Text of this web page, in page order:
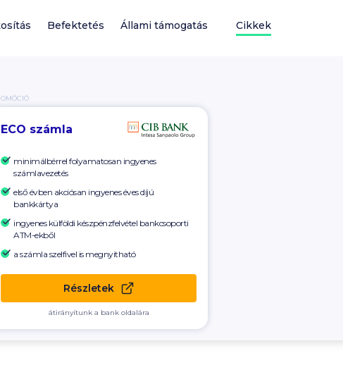
Befektetés Állami támogatás Cikkek
ECO számla
minimálbérrel folyamatosan ingyenes
számlavezetés
első évben akciósan ingyenes éves díjú
bankkártya
ingyenes külföldi készpénzfelvétel bankcsoporti
ATM-ekből
a számla szelfivel is megnyitható
Részletek
átirányítunk a bank oldalára